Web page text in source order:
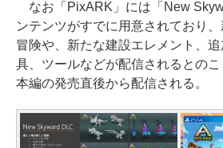
なお「PixARK」には「New
ンテンツがすでに用意されており
冒険や、新たな建設エレメント、
具、ツールなどが配信されるとの
本編の発売直後から配信される。